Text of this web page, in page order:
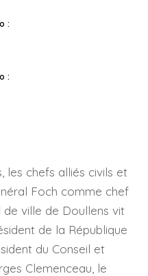
:
:
les chefs alliés civils et
Foch comme chef
de ville de Doullens vit
de la République
du Conseil et
Clemenceau, le